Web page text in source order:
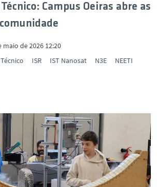
Campus Oeiras abre as
maio de 2026 12:20
ISR IST Nanosat N3E NEETI